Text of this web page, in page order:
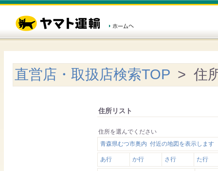
直営店・取扱店検索TOP > 住
住所リスト
住所を選んでください
青森県むつ市奥内 付近の地図を表示します
あ行 か行 さ行 た行